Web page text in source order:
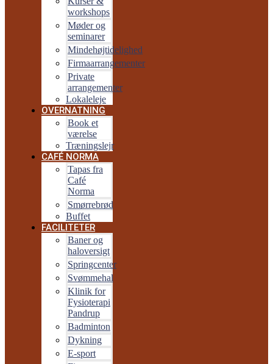
workshops
Møder og
seminarer
Mindehøjtidelighed
Firmaarrangementer
Private
arrangementer
Lokaleleje
OVERNATNING
Book et
værelse
Træningslejr
CAFÉ NORMA
Tapas fra
Café
Norma
Smørrebrød
Buffet
FACILITETER
Baner og
haloversigt
Springcenter
Svømmehal
Klinik for
Fysioterapi
Pandrup
Badminton
Dykning
E-sport